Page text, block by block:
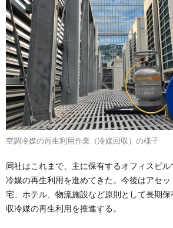
空調冷媒の再生利用作業（冷媒回収）の様子
同社はこれまで、主に保有するオフィスビ
冷媒の再生利用を進めてきた。今後はアセ
宅、ホテル、物流施設など原則として長期
収冷媒の再生利用を推進する。